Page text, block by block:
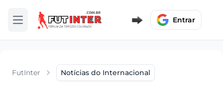
Abrir menu Entrar
FutInter Notícias do Internacional